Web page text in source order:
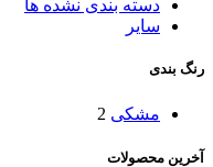
دسته بندی نشده ها
سایر
رنگ بندی
مشکی 2
آخرین محصولات